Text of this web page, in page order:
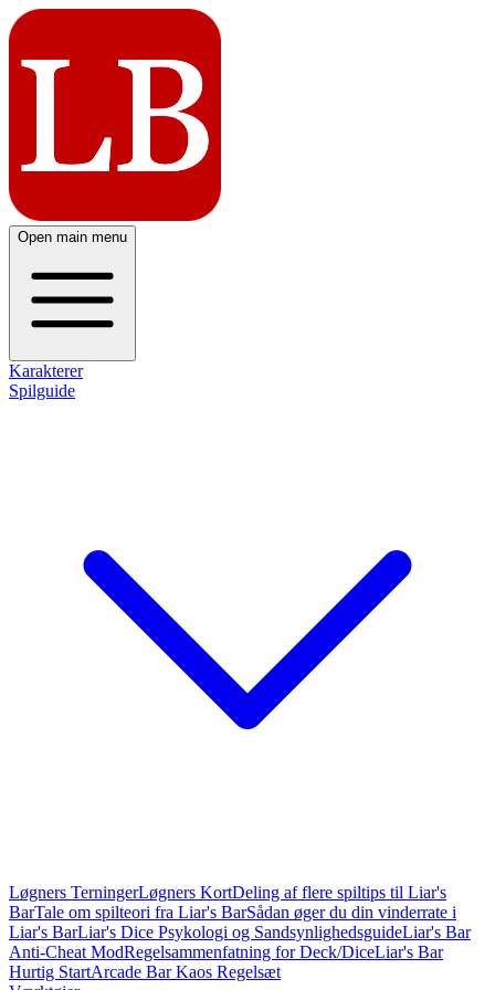
Open main menu
Karakterer
Spilguide
Løgners TerningerLøgners KortDeling af flere spiltips til Liar's
BarTale om spilteori fra Liar's BarSådan øger du din vinderrate i
Liar's BarLiar's Dice Psykologi og SandsynlighedsguideLiar's Bar
Anti-Cheat ModRegelsammenfatning for Deck/DiceLiar's Bar
Hurtig StartArcade Bar Kaos Regelsæt